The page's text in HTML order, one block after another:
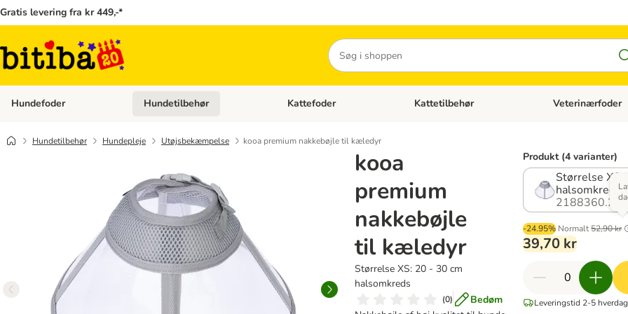
Gratis levering fra kr 449,-*
Søg
Hundefoder Åben kategori menu: Hundefoder
Hundetilbehør Åben kategori menu: Hundetilbehør
Kattefoder Åben kategori menu: Kattefoder
Kattetilbehør Åben kategori
Veterinærfoder
Hundetilbehør Hundepleje Utøjsbekæmpelse kooa premium nakkebøjle til kæledyr
kooa
premium
nakkebøjle
til kæledyr
Størrelse XS: 20 - 30 cm
halsomkreds
(0)
Bedøm
Produkt (4 varianter)
Størrelse XS:
halsomkreds
2188360.2
-24.95% Normalt52,90 kr
39,70 kr
Leveringstid 2-5